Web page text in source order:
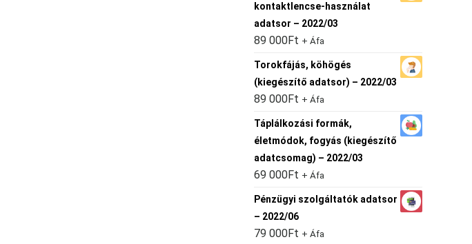
kontaktlencse-használat
adatsor – 2022/03
89 000Ft + Áfa
Torokfájás, köhögés
(kiegészítő adatsor) – 2022/03
89 000Ft + Áfa
Táplálkozási formák,
életmódok, fogyás (kiegészítő
adatcsomag) – 2022/03
69 000Ft + Áfa
Pénzügyi szolgáltatók adatsor
– 2022/06
79 000Ft + Áfa